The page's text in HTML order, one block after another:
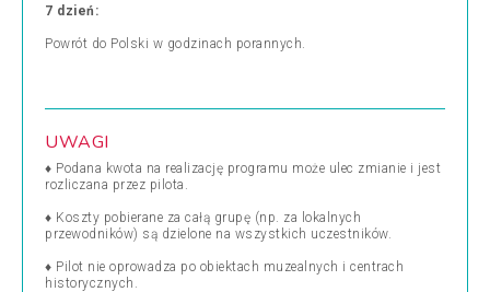
7 dzień:
Powrót do Polski w godzinach porannych.
UWAGI
♦ Podana kwota na realizację programu może ulec zmianie i jest
rozliczana przez pilota.
♦ Koszty pobierane za całą grupę (np. za lokalnych
przewodników) są dzielone na wszystkich uczestników.
♦ Pilot nie oprowadza po obiektach muzealnych i centrach
historycznych.